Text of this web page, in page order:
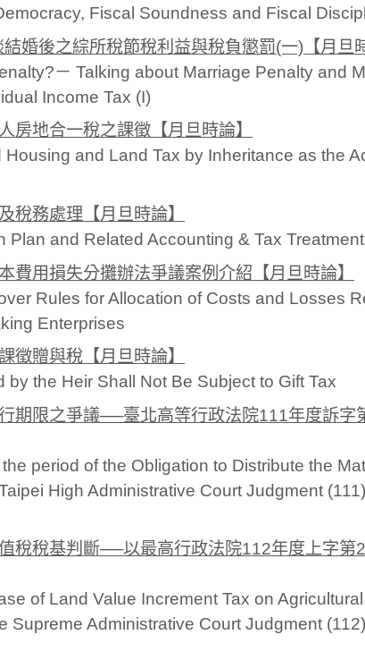
Fiscal Soundness and Fiscal
婚後之綜所稅節稅利益與稅負懲罰(一)【月旦
－ Talking about Marriage Penalty and
Income Tax (I)
房地合一稅之課徵【月旦時論】
and Land Tax by Inheritance as the
稅務處理【月旦時論】
Plan and Related Accounting & Tax Treatment
費用損失分攤辦法爭議案例介紹【月旦時論】
Rules for Allocation of Costs and Losses
Enterprises
徵贈與稅【月旦時論】
by the Heir Shall Not Be Subject to Gift Tax
期限之爭議──臺北高等行政法院111年度訴字
period of the Obligation to Distribute the
High Administrative Court Judgment
稅稅基判斷──以最高行政法院112年度上字第
of Land Value Increment Tax on
Supreme Administrative Court Judgment